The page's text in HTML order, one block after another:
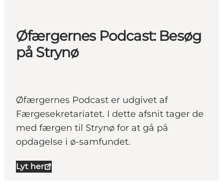
Øfærgernes Podcast: Besøg
på Strynø
Øfærgernes Podcast er udgivet af
Færgesekretariatet. I dette afsnit tager de
med færgen til Strynø for at gå på
opdagelse i ø-samfundet.
Lyt her